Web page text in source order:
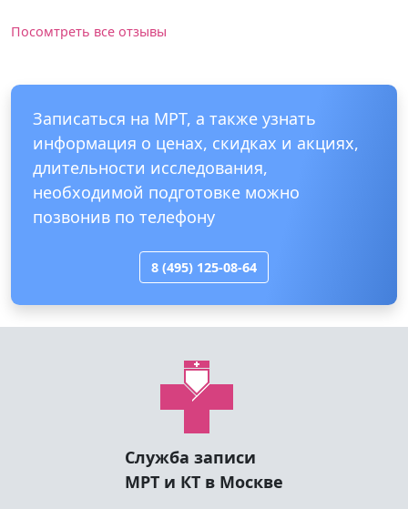
Посомтреть все отзывы
Записаться на МРТ, а также узнать
информация о ценах, скидках и акциях,
длительности исследования,
необходимой подготовке можно
позвонив по телефону
8 (495) 125-08-64
Служба записи
МРТ и КТ в Москве